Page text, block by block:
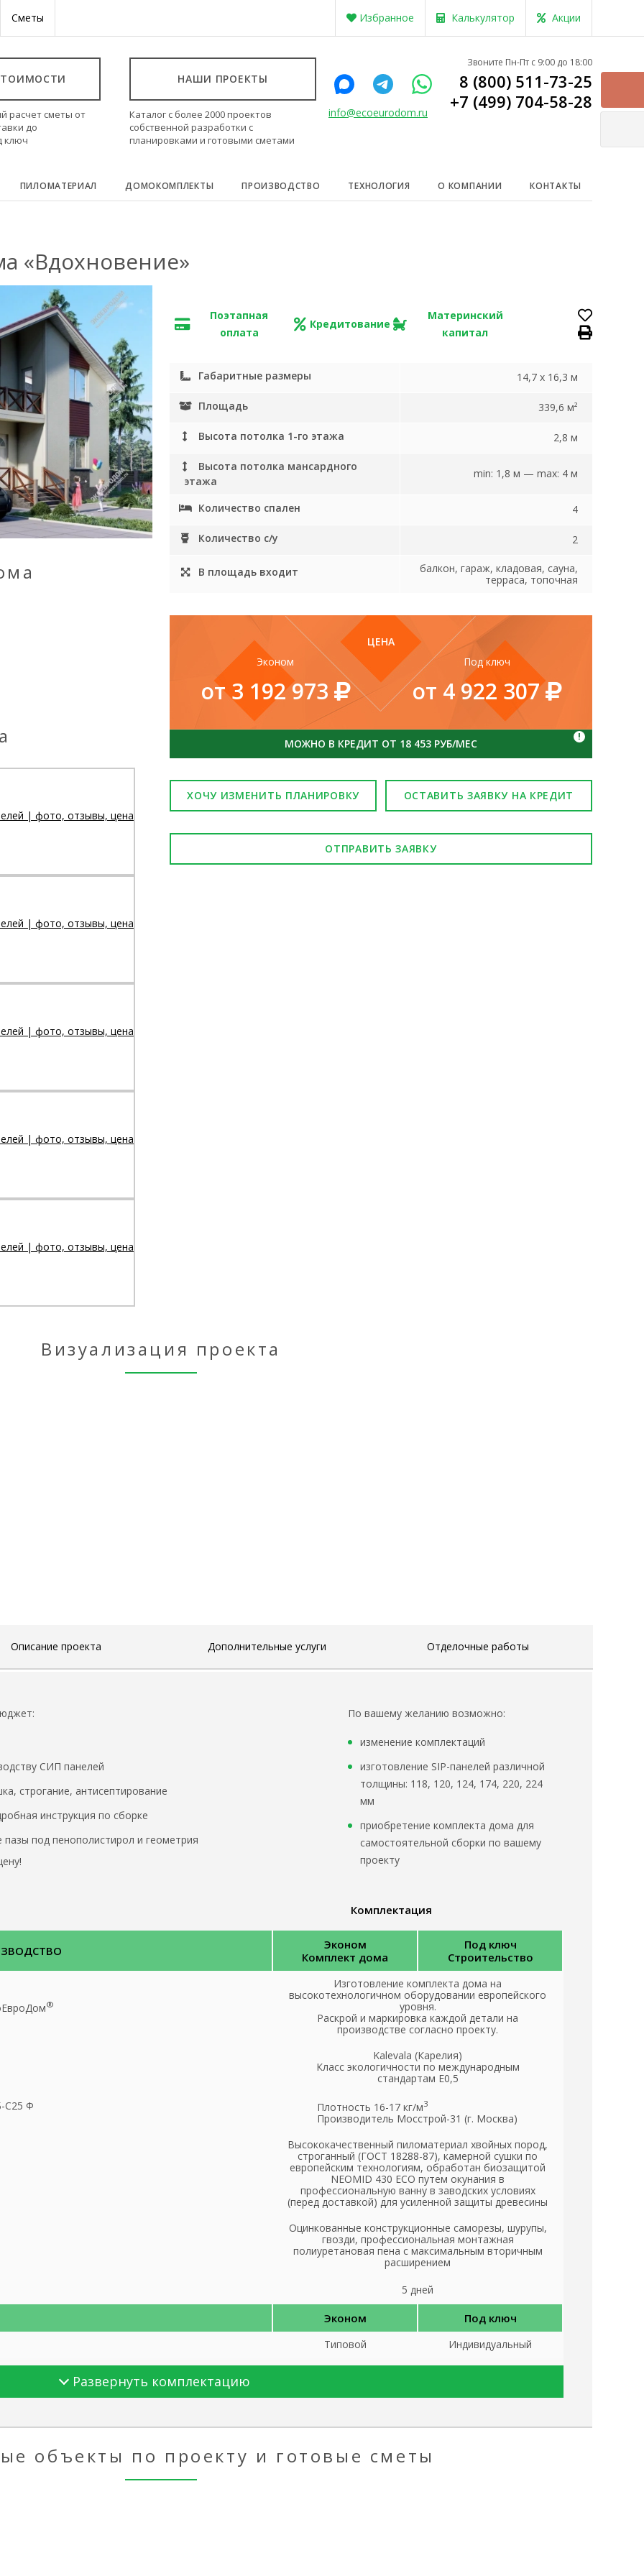
Сметы Избранное Калькулятор Акции
расчет сметы от
до
ключ
НАШИ ПРОЕКТЫ
Каталог с более 2000 проектов
собственной разработки с
планировками и готовыми сметами
info@ecoeurodom.ru
Звоните Пн-Пт с 9:00 до 18:00
8 (800) 511-73-25
+7 (499) 704-58-28
ПИЛОМАТЕРИАЛ ДОМОКОМПЛЕКТЫ ПРОИЗВОДСТВО ТЕХНОЛОГИЯ О КОМПАНИИ КОНТАКТЫ
«Вдохновение»
Поэтапная
оплата
Кредитование
Материнский
капитал
Габаритные размеры 14,7 х 16,3 м
Площадь 339,6 м²
Высота потолка 1-го этажа 2,8 м
Высота потолка мансардного
этажа
min: 1,8 м — max: 4 м
Количество спален 4
Количество с/у 2
В площадь входит
балкон, гараж, кладовая, сауна,
терраса, топочная
ЦЕНА
Эконом
от 3 192 973
Под ключ
от 4 922 307
МОЖНО В КРЕДИТ ОТ 18 453 РУБ/МЕС
!
ХОЧУ ИЗМЕНИТЬ ПЛАНИРОВКУ ОСТАВИТЬ ЗАЯВКУ НА КРЕДИТ
ОТПРАВИТЬ ЗАЯВКУ
Визуализация проекта
Описание проекта Дополнительные услуги Отделочные работы
СИП панелей
строгание, антисептирование
инструкция по сборке
под пенополистирол и геометрия
По вашему желанию возможно:
изменение комплектаций
изготовление SIP-панелей различной
толщины: 118, 120, 124, 174, 220, 224
мм
приобретение комплекта дома для
самостоятельной сборки по вашему
проекту
Комплектация
Развернуть комплектацию
Эконом
Комплект дома
Под ключ
Строительство
®
Изготовление комплекта дома на
высокотехнологичном оборудовании европейского
уровня.
Раскрой и маркировка каждой детали на
производстве согласно проекту.
Kalevala (Карелия)
Класс экологичности по международным
стандартам Е0,5
С25 Ф
Плотность 16-17 кг/м3
Производитель Мосстрой-31 (г. Москва)
Высококачественный пиломатериал хвойных пород,
строганный (ГОСТ 18288-87), камерной сушки по
европейским технологиям, обработан биозащитой
NEOMID 430 ЕСО путем окунания в
профессиональную ванну в заводских условиях
(перед доставкой) для усиленной защиты древесины
Оцинкованные конструкционные саморезы, шурупы,
гвозди, профессиональная монтажная
полиуретановая пена с максимальным вторичным
расширением
5 дней
Эконом Под ключ
Типовой Индивидуальный
ключ»объекты по проекту и готовые сметы